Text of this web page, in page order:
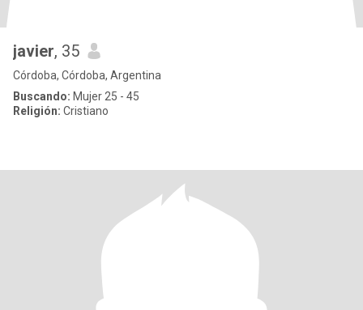
javier, 35
Córdoba, Córdoba, Argentina
Buscando: Mujer 25 - 45
Religión: Cristiano